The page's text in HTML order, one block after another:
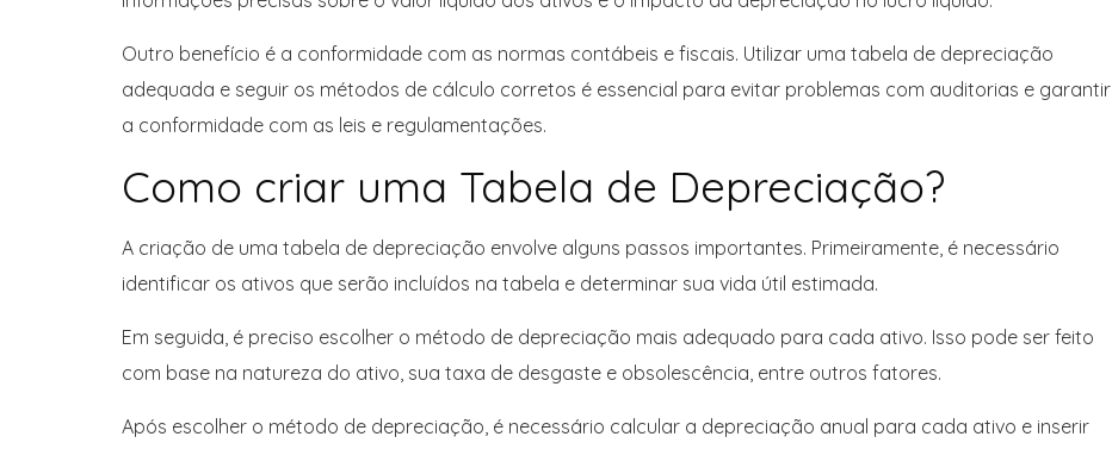
Outro benefício é a conformidade com as normas contábeis e fiscais. Utilizar uma tabela de depreciação
adequada e seguir os métodos de cálculo corretos é essencial para evitar problemas com auditorias e garantir
a conformidade com as leis e regulamentações.
Como criar uma Tabela de Depreciação?
A criação de uma tabela de depreciação envolve alguns passos importantes. Primeiramente, é necessário
identificar os ativos que serão incluídos na tabela e determinar sua vida útil estimada.
Em seguida, é preciso escolher o método de depreciação mais adequado para cada ativo. Isso pode ser feito
com base na natureza do ativo, sua taxa de desgaste e obsolescência, entre outros fatores.
Após escolher o método de depreciação, é necessário calcular a depreciação anual para cada ativo e inserir